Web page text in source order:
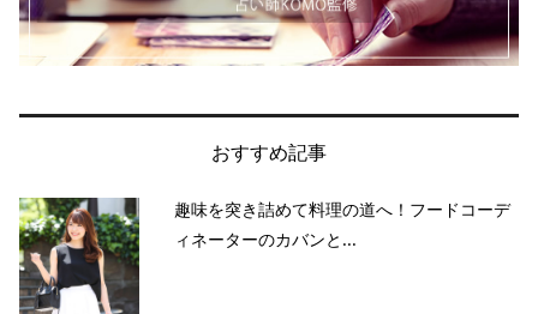
おすすめ記事
趣味を突き詰めて料理の道へ！フードコーデ
ィネーターのカバンと...